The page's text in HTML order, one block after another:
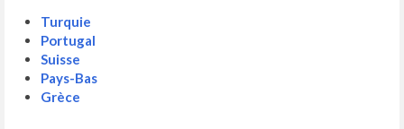
Turquie
Portugal
Suisse
Pays-Bas
Grèce